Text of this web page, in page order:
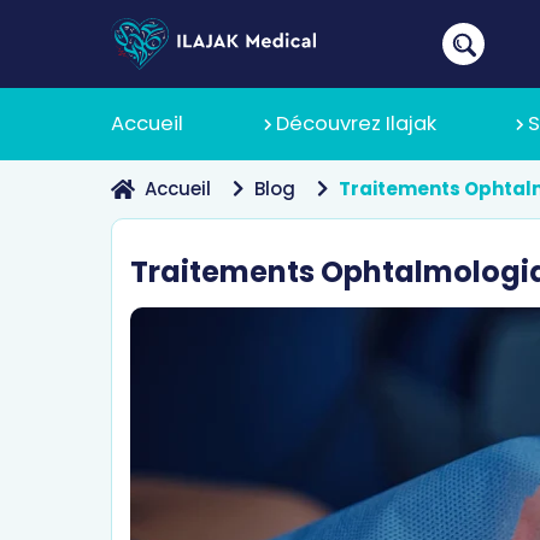
Accueil Découvrez Ilajak
À
Pourquoi
Politique
Accueil Blog Traitements
Traitements